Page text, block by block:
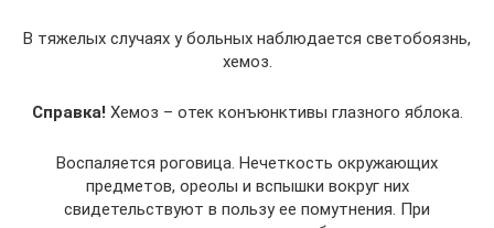
В тяжелых случаях у больных наблюдается светобоязнь,
хемоз.
Справка! Хемоз – отек конъюнктивы глазного яблока.
Воспаляется роговица. Нечеткость окружающих
предметов, ореолы и вспышки вокруг них
свидетельствуют в пользу ее помутнения. При